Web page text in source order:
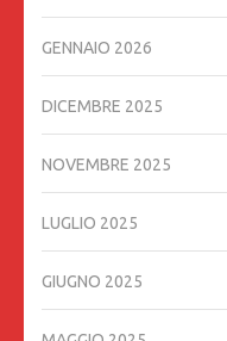
GENNAIO 2026
DICEMBRE 2025
NOVEMBRE 2025
LUGLIO 2025
GIUGNO 2025